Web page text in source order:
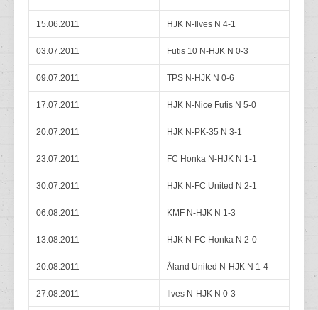
15.06.2011 HJK N-Ilves N 4-1
03.07.2011 Futis 10 N-HJK N 0-3
09.07.2011 TPS N-HJK N 0-6
17.07.2011 HJK N-Nice Futis N 5-0
20.07.2011 HJK N-PK-35 N 3-1
23.07.2011 FC Honka N-HJK N 1-1
30.07.2011 HJK N-FC United N 2-1
06.08.2011 KMF N-HJK N 1-3
13.08.2011 HJK N-FC Honka N 2-0
20.08.2011 Åland United N-HJK N 1-4
27.08.2011 Ilves N-HJK N 0-3